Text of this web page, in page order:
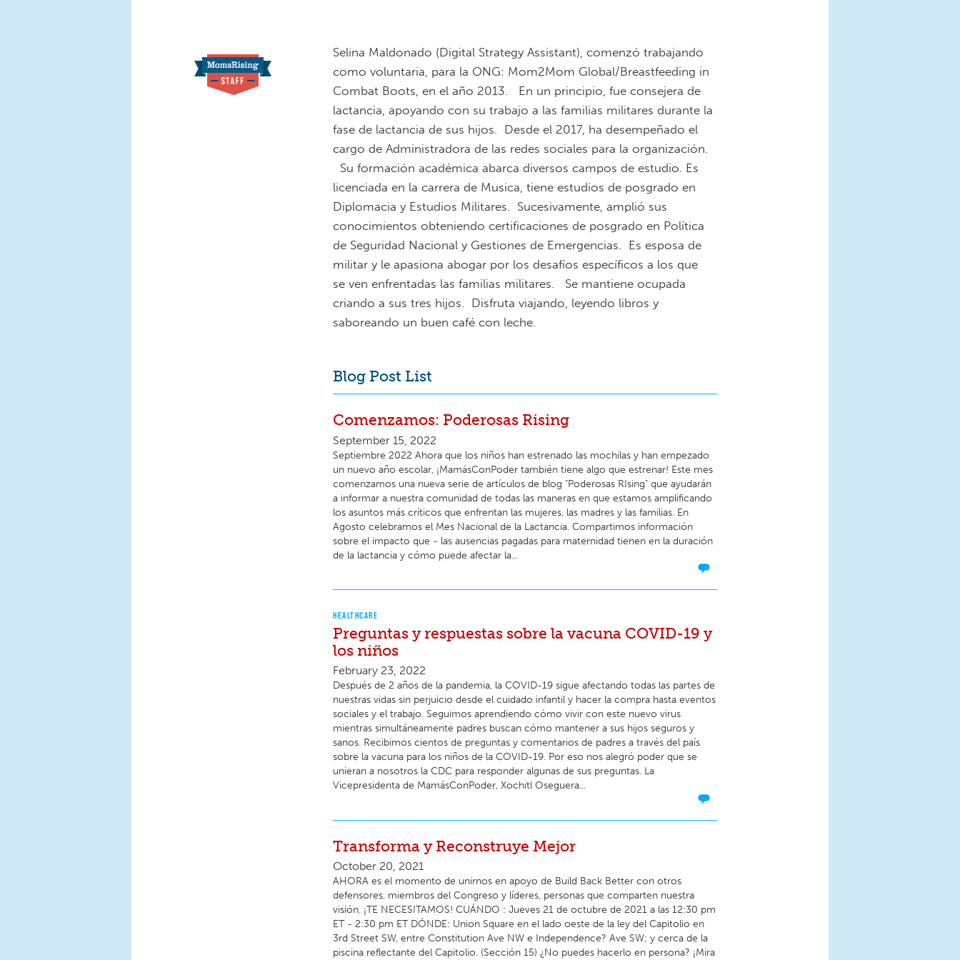
Selina Maldonado (Digital Strategy Assistant), comenzó trabajando
como voluntaria, para la ONG: Mom2Mom Global/Breastfeeding in
Combat Boots, en el año 2013. En un principio, fue consejera de
lactancia, apoyando con su trabajo a las familias militares durante la
fase de lactancia de sus hijos. Desde el 2017, ha desempeñado el
cargo de Administradora de las redes sociales para la organización.
Su formación académica abarca diversos campos de estudio. Es
licenciada en la carrera de Musica, tiene estudios de posgrado en
Diplomacia y Estudios Militares. Sucesivamente, amplió sus
conocimientos obteniendo certificaciones de posgrado en Política
de Seguridad Nacional y Gestiones de Emergencias. Es esposa de
militar y le apasiona abogar por los desafíos específicos a los que
se ven enfrentadas las familias militares. Se mantiene ocupada
criando a sus tres hijos. Disfruta viajando, leyendo libros y
saboreando un buen café con leche.
Blog Post List
Comenzamos: Poderosas Rising
September 15, 2022
Septiembre 2022 Ahora que los niños han estrenado las mochilas y han empezado
un nuevo año escolar, ¡MamásConPoder también tiene algo que estrenar! Este mes
comenzamos una nueva serie de artículos de blog "Poderosas RIsing" que ayudarán
a informar a nuestra comunidad de todas las maneras en que estamos amplificando
los asuntos más críticos que enfrentan las mujeres, las madres y las familias. En
Agosto celebramos el Mes Nacional de la Lactancia. Compartimos información
sobre el impacto que - las ausencias pagadas para maternidad tienen en la duración
de la lactancia y cómo puede afectar la...
HEALTHCARE
Preguntas y respuestas sobre la vacuna COVID-19 y
los niños
February 23, 2022
Después de 2 años de la pandemia, la COVID-19 sigue afectando todas las partes de
nuestras vidas sin perjuicio desde el cuidado infantil y hacer la compra hasta eventos
sociales y el trabajo. Seguimos aprendiendo cómo vivir con este nuevo virus
mientras simultáneamente padres buscan cómo mantener a sus hijos seguros y
sanos. Recibimos cientos de preguntas y comentarios de padres a través del país
sobre la vacuna para los niños de la COVID-19. Por eso nos alegró poder que se
unieran a nosotros la CDC para responder algunas de sus preguntas. La
Vicepresidenta de MamásConPoder, Xochitl Oseguera...
Transforma y Reconstruye Mejor
October 20, 2021
AHORA es el momento de unirnos en apoyo de Build Back Better con otros
defensores, miembros del Congreso y líderes, personas que comparten nuestra
visión. ¡TE NECESITAMOS! CUÁNDO : Jueves 21 de octubre de 2021 a las 12:30 pm
ET - 2:30 pm ET DÓNDE: Union Square en el lado oeste de la ley del Capitolio en
3rd Street SW, entre Constitution Ave NW e Independence? Ave SW; y cerca de la
piscina reflectante del Capitolio. (Sección 15) ¿No puedes hacerlo en persona? ¡Mira